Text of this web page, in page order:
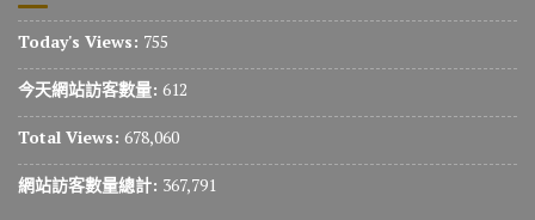
Today's Views: 755
今天網站訪客數量: 612
Total Views: 678,060
網站訪客數量總計: 367,791